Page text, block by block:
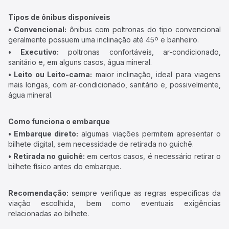
Tipos de ônibus disponíveis
• Convencional: ônibus com poltronas do tipo convencional
geralmente possuem uma inclinação até 45º e banheiro.
• Executivo: poltronas confortáveis, ar-condicionado,
sanitário e, em alguns casos, água mineral.
• Leito ou Leito-cama: maior inclinação, ideal para viagens
mais longas, com ar-condicionado, sanitário e, possivelmente,
água mineral.
Como funciona o embarque
• Embarque direto: algumas viações permitem apresentar o
bilhete digital, sem necessidade de retirada no guichê.
• Retirada no guichê: em certos casos, é necessário retirar o
bilhete físico antes do embarque.
Recomendação: sempre verifique as regras específicas da
viação escolhida, bem como eventuais exigências
relacionadas ao bilhete.